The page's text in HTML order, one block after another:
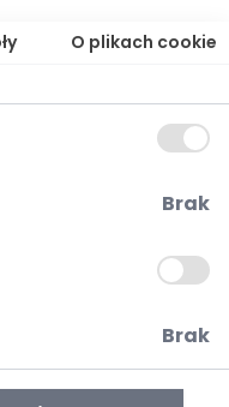
O plikach cookie
Brak
Brak